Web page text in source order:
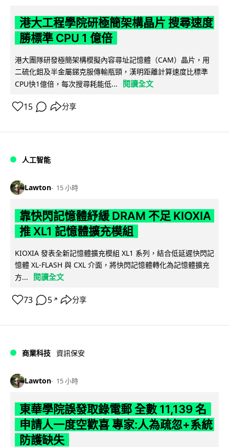
港大工程學院研極簡架構晶片 搜尋速度
勝標準 CPU 1 億倍
港大團隊研發極簡架構模擬內容尋址記憶體（CAM）晶片，用
二硫化鉬及半金屬銻克服傳輸瓶頸，漢明距離計算速度比標準
CPU快1億倍，每次搜尋耗能低...
閱讀全文
15 分享
人工智能
Lawton 15 小時
靠快閃記憶體紓緩 DRAM 不足 KIOXIA
推 XL1 記憶體擴充模組
KIOXIA 發表全新記憶體擴充模組 XL1 系列，結合低延遲快閃記
憶體 XL-FLASH 與 CXL 介面，將快閃記憶體轉化為記憶體擴充
方...
閱讀全文
73 5 ↗ 分享
商業科技 資訊保安
Lawton 15 小時
東華學院誤發取錄電郵 全數 11,139 名
申請人一度空歡喜 專家:人為疏忽+系統
防護缺失